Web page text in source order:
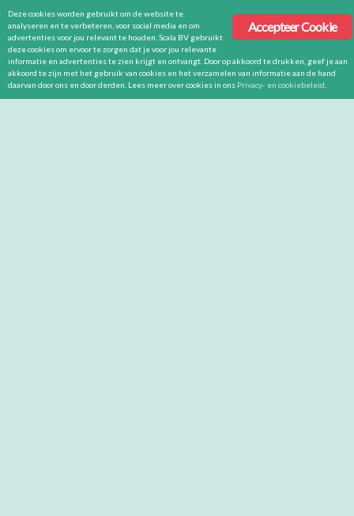
Accepteer Cookie
Deze cookies worden gebruikt om de website te
analyseren en te verbeteren, voor social media en om
advertenties voor jou relevant te houden. Scala BV gebruikt
deze cookies om ervoor te zorgen dat je voor jou relevante
informatie en advertenties te zien krijgt en ontvangt. Door op akkoord te drukken, geef je aan
akkoord te zijn met het gebruik van cookies en het verzamelen van informatie aan de hand
daarvan door ons en door derden. Lees meer over cookies in ons Privacy- en cookiebeleid